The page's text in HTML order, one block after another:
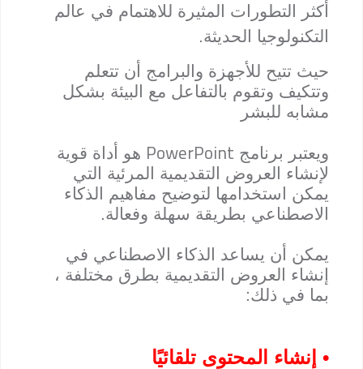
أكثر التطورات المثيرة للاهتمام في عالم
التكنولوجيا الحديثة.
حيث تتيح للأجهزة والبرامج أن تتعلم
وتتكيف وتقوم بالتفاعل مع البيئة بشكل
مشابه للبشر
ويعتبر برنامج PowerPoint هو أداة قوية
لإنشاء العروض التقديمية المرئية التي
يمكن استخدامها لتوضيح مفاهيم الذكاء
الاصطناعي بطريقة سهلة وفعالة.
يمكن أن يساعد الذكاء الاصطناعي في
إنشاء العروض التقديمية بطرق مختلفة ،
بما في ذلك:
• إنشاء المحتوى تلقائيًا